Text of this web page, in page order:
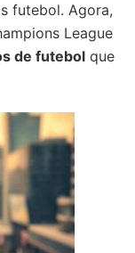
futebol. Agora,
League
de futebol que